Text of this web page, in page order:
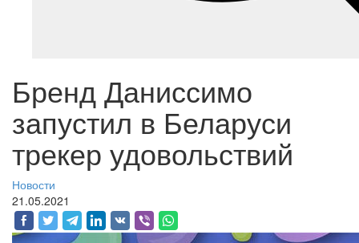
Бренд Даниссимо
запустил в Беларуси
трекер удовольствий
Новости
21.05.2021